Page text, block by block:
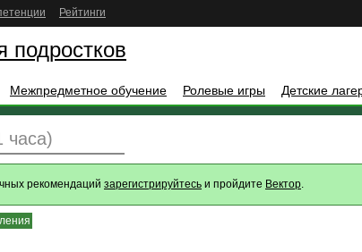
Рейтинги
подростков
Межпредметное обучение Ролевые игры Детские
часа)
рекомендаций зарегистрируйтесь и пройдите Вектор.